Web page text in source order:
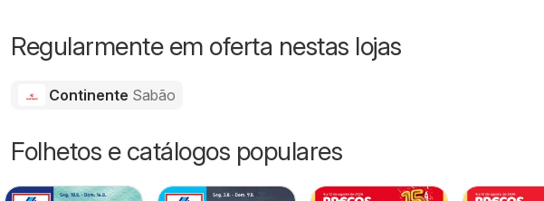
Regularmente em oferta nestas lojas
Continente Sabão
Folhetos e catálogos populares